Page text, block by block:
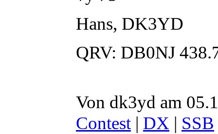
Hans, DK3YD
QRV: DB0NJ
Von dk3yd am
Contest | DX | SSB